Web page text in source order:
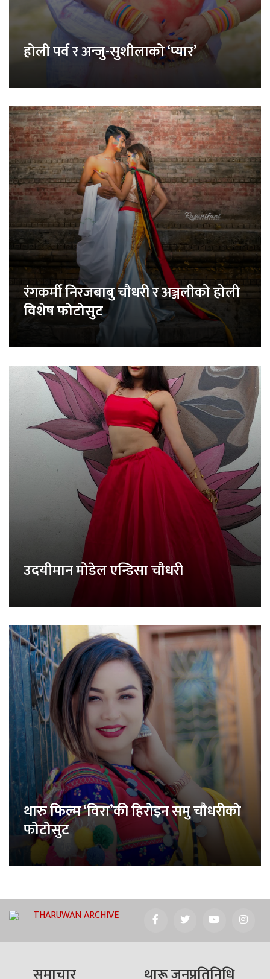
होली पर्व र अन्जु-सुशीलाको ‘प्यार’
रंगकर्मी निरजबाबु चौधरी र अञ्जलीको होली
विशेष फोटोसुट
उदयीमान मोडेल एन्डिसा चौधरी
थारु फिल्म ‘विरा’की हिरोइन समु चौधरीको
फोटोसुट
THARUWAN ARCHIVE